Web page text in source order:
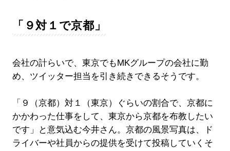
「９対１で京都」
会社の計らいで、東京でもMKグループの会社に勤
め、ツイッター担当を引き続きできるそうです。
「９（京都）対１（東京）ぐらいの割合で、京都に
かかわった仕事をして、東京から京都を布教したい
です」と意気込む今井さん。京都の風景写真は、ド
ライバーや社員からの提供を受けて投稿していくそ